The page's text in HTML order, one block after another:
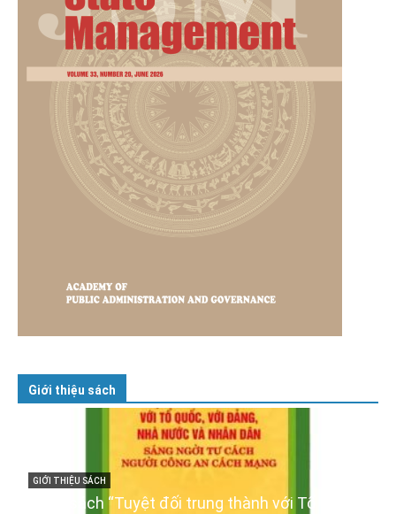
Giới thiệu sách
GIỚI THIỆU SÁCH